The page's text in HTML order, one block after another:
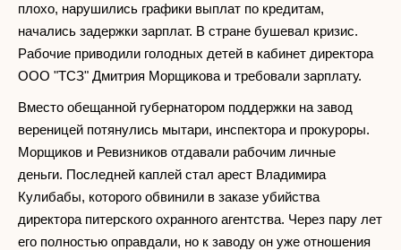
плохо, нарушились графики выплат по кредитам,
начались задержки зарплат. В стране бушевал кризис.
Рабочие приводили голодных детей в кабинет директора
ООО "ТСЗ" Дмитрия Морщикова и требовали зарплату.
Вместо обещанной губернатором поддержки на завод
вереницей потянулись мытари, инспектора и прокуроры.
Морщиков и Ревизников отдавали рабочим личные
деньги. Последней каплей стал арест Владимира
Кулибабы, которого обвинили в заказе убийства
директора питерского охранного агентства. Через пару лет
его полностью оправдали, но к заводу он уже отношения